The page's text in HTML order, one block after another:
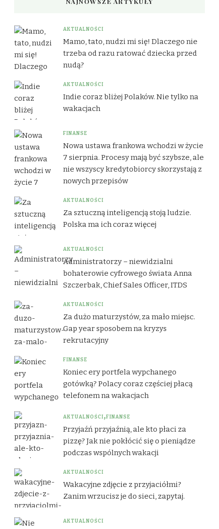
AKTUALNOŚCI
Mamo, tato, nudzi mi się! Dlaczego nie
trzeba od razu ratować dziecka przed
nudą?
AKTUALNOŚCI
Indie coraz bliżej Polaków. Nie tylko na
wakacjach
FINANSE
Nowa ustawa frankowa wchodzi w życie
7 sierpnia. Procesy mają być szybsze, ale
nie wszyscy kredytobiorcy skorzystają z
nowych przepisów
AKTUALNOŚCI
Za sztuczną inteligencją stoją ludzie.
Polska ma ich coraz więcej
AKTUALNOŚCI
Administratorzy – niewidzialni
bohaterowie cyfrowego świata Anna
Szczerbak, Chief Sales Officer, ITDS
AKTUALNOŚCI
Za dużo maturzystów, za mało miejsc.
Gap year sposobem na kryzys
rekrutacyjny
FINANSE
Koniec ery portfela wypchanego
gotówką? Polacy coraz częściej płacą
telefonem na wakacjach
AKTUALNOŚCI FINANSE
Przyjaźń przyjaźnią, ale kto płaci za
pizzę? Jak nie pokłócić się o pieniądze
podczas wspólnych wakacji
AKTUALNOŚCI
Wakacyjne zdjęcie z przyjaciółmi?
Zanim wrzucisz je do sieci, zapytaj.
AKTUALNOŚCI